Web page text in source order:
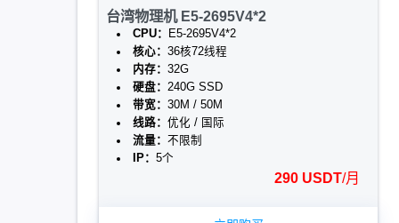
台湾物理机 E5-2695V4*2
CPU：
E5-2695V4*2
核心： 36核72线程
内存： 32G
硬盘： 240G SSD
带宽： 30M / 50M
线路： 优化 / 国际
流量： 不限制
IP： 5个
290 USDT/月